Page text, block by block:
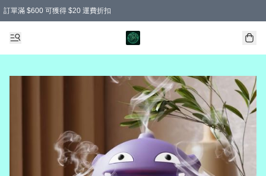
訂單滿 $600 可獲得 $20 運費折扣